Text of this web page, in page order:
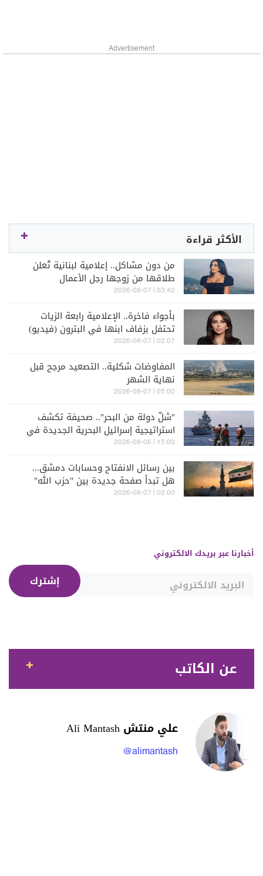
Advertisement
الأكثر قراءة
من دون مشاكل.. إعلامية لبنانية تُعلن
طلاقها من زوجها رجل الأعمال
03:42 | 2026-08-07
بأجواء فاخرة.. الإعلامية رابعة الزيات
تحتفل بزفاف ابنها في البترون (فيديو)
02:07 | 2026-08-07
المفاوضات شكلية.. التصعيد مرجح قبل
نهاية الشهر
05:00 | 2026-08-07
"شلّ دولة من البحر".. صحيفة تكشف
استراتيجية إسرائيل البحرية الجديدة في
مواجهة "حزب الله"
15:00 | 2026-08-06
بين رسائل الانفتاح وحسابات دمشق...
هل تبدأ صفحة جديدة بين "حزب الله"
وسوريا - الشرع؟
02:00 | 2026-08-07
أخبارنا عبر بريدك الالكتروني
إشترك
عن الكاتب
علي منتش Ali Mantash
@alimantash